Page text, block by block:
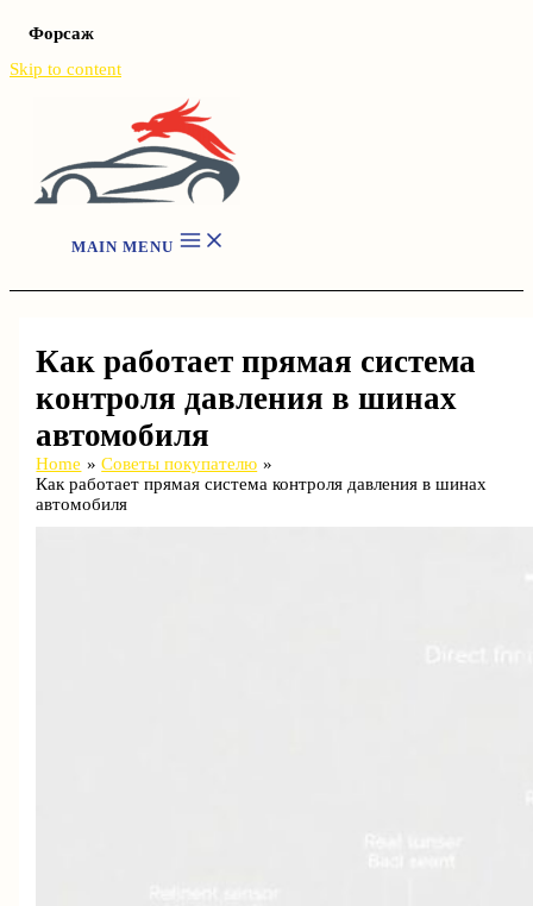
Форсаж
Skip to content
MAIN MENU
Как работает прямая система
контроля давления в шинах
автомобиля
Home
Советы покупателю
Как работает прямая система контроля давления в шинах
автомобиля